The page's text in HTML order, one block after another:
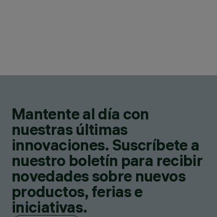
Mantente al día con
nuestras últimas
innovaciones. Suscríbete a
nuestro boletín para recibir
novedades sobre nuevos
productos, ferias e
iniciativas.